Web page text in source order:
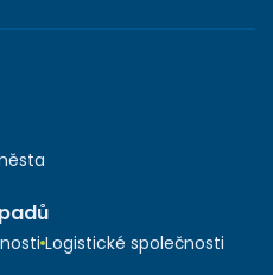
Logistické společnosti